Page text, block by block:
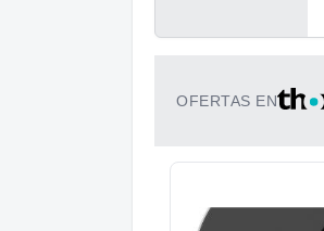
OFERTAS EN